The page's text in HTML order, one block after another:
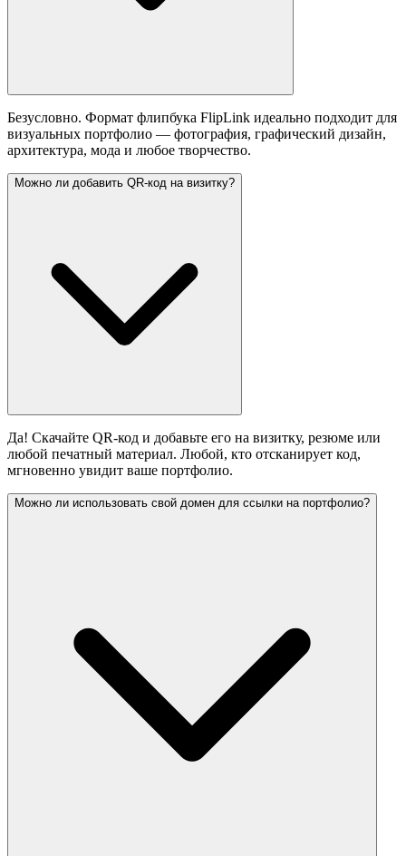
Безусловно. Формат флипбука FlipLink идеально подходит для
визуальных портфолио — фотография, графический дизайн,
архитектура, мода и любое творчество.
Можно ли добавить QR-код на визитку?
Да! Скачайте QR-код и добавьте его на визитку, резюме или
любой печатный материал. Любой, кто отсканирует код,
мгновенно увидит ваше портфолио.
Можно ли использовать свой домен для ссылки на портфолио?